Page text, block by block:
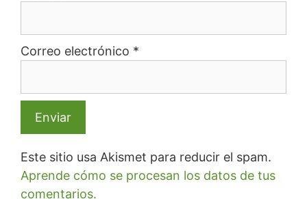
Correo electrónico *
Este sitio usa Akismet para reducir el spam.
Aprende cómo se procesan los datos de tus
comentarios.